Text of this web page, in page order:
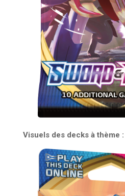
Visuels des decks à thème :